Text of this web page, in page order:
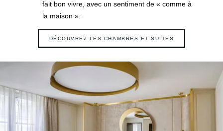
fait bon vivre, avec un sentiment de « comme à
la maison ».
DÉCOUVREZ LES CHAMBRES ET SUITES